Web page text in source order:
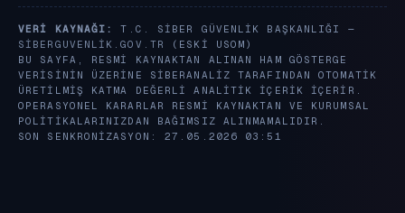
VERI KAYNAĞI:
T.C. SIBER GÜVENLIK BAŞKANLIĞI —
SIBERGUVENLIK.GOV.TR
(ESKI USOM)
BU SAYFA, RESMI KAYNAKTAN ALINAN HAM GÖSTERGE
VERISININ ÜZERINE SIBERANALIZ TARAFINDAN OTOMATIK
ÜRETILMIŞ KATMA DEĞERLI ANALITIK IÇERIK IÇERIR.
OPERASYONEL KARARLAR RESMI KAYNAKTAN VE KURUMSAL
POLITIKALARINIZDAN BAĞIMSIZ ALINMAMALIDIR.
SON SENKRONIZASYON: 27.05.2026 03:51